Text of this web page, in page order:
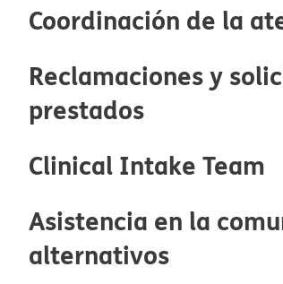
Coordinación de la
Reclamaciones y
prestados​​
Clinical Intake Team​​
Asistencia en la
alternativos​​